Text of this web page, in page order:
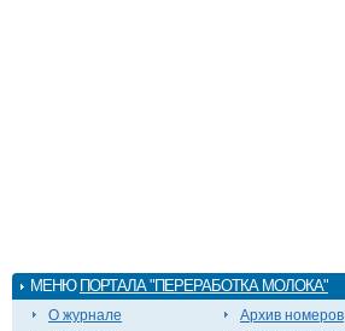
МЕНЮ ПОРТАЛА "ПЕРЕРАБОТКА МОЛОКА"
О журнале
Архив номеров